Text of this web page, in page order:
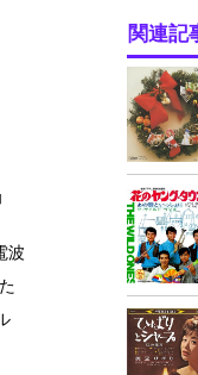
波
関連記